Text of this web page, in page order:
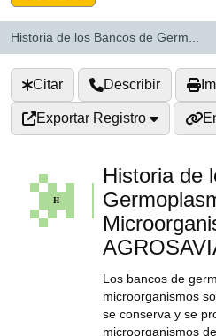
Historia de los Bancos de Germ...
Citar Describir
Exportar Registro
Historia de
Los bancos de
microorganismos
se conserva y se
microorganismos